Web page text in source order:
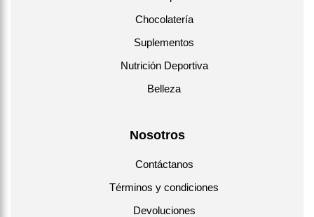
Chocolatería
Suplementos
Nutrición Deportiva
Belleza
Nosotros
Contáctanos
Términos y condiciones
Devoluciones